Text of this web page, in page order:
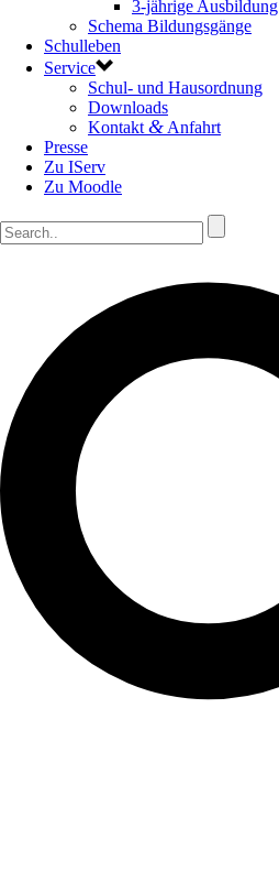
3-jährige Ausbildung
Schema Bildungsgänge
Schulleben
Service
Schul- und Hausordnung
Downloads
Kontakt & Anfahrt
Presse
Zu IServ
Zu Moodle